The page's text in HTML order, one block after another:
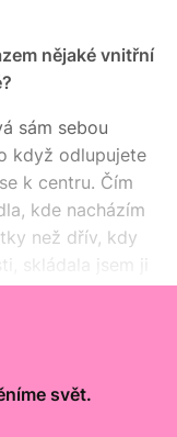
nějaké vnitřní
sám sebou
když odlupujete
k centru. Čím
kde nacházím
než dřív, kdy
skládala jsem ji
jednoho
svět.